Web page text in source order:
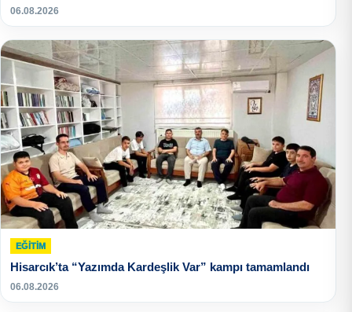
06.08.2026
EĞITIM
Hisarcık’ta “Yazımda Kardeşlik Var” kampı tamamlandı
06.08.2026